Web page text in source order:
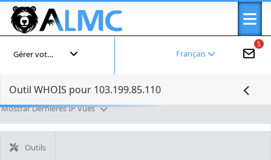
5
Français
Gérer votre compte
Outil WHOIS pour 103.199.85.110
Mostrar Dernières IP Vues
Outils